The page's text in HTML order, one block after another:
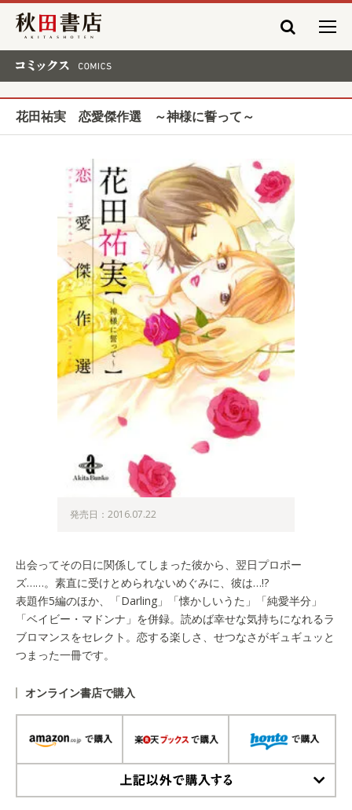
秋田書店
花田祐実 恋愛傑作選 ～神様に誓って～
発売日：2016.07.22
出会ってその日に関係してしまった彼から、翌日プロポー
ズ……。素直に受けとめられないめぐみに、彼は…!?
表題作5編のほか、「Darling」「懐かしいうた」「純愛半分」
「ベイビー・マドンナ」を併録。読めば幸せな気持ちになれるラ
ブロマンスをセレクト。恋する楽しさ、せつなさがギュギュッと
つまった一冊です。
オンライン書店で購入